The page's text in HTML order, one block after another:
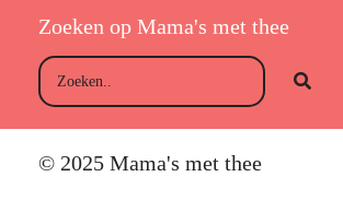
Zoeken op Mama's met thee
© 2025 Mama's met thee